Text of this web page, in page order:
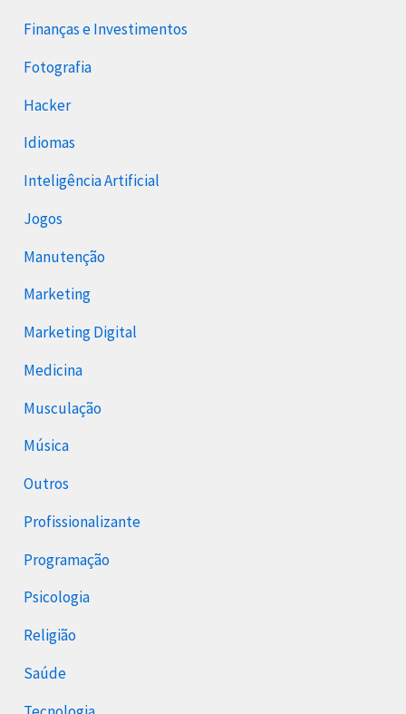
Finanças e Investimentos
Fotografia
Hacker
Idiomas
Inteligência Artificial
Jogos
Manutenção
Marketing
Marketing Digital
Medicina
Musculação
Música
Outros
Profissionalizante
Programação
Psicologia
Religião
Saúde